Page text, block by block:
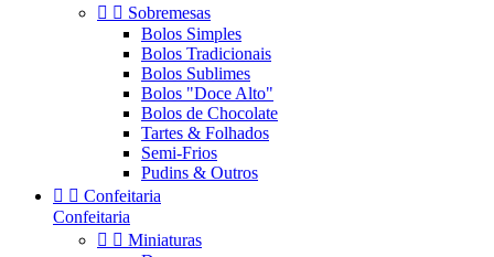
  Sobremesas
Bolos Simples
Bolos Tradicionais
Bolos Sublimes
Bolos "Doce Alto"
Bolos de Chocolate
Tartes & Folhados
Semi-Frios
Pudins & Outros
  Confeitaria
Confeitaria
  Miniaturas